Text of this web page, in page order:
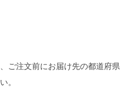
ご注文前にお届け先の都道府県
。